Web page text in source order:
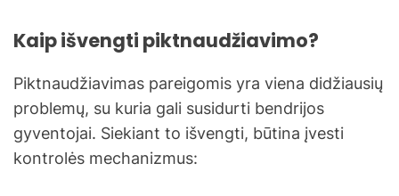
Kaip išvengti piktnaudžiavimo?
Piktnaudžiavimas pareigomis yra viena didžiausių
problemų, su kuria gali susidurti bendrijos
gyventojai. Siekiant to išvengti, būtina įvesti
kontrolės mechanizmus: